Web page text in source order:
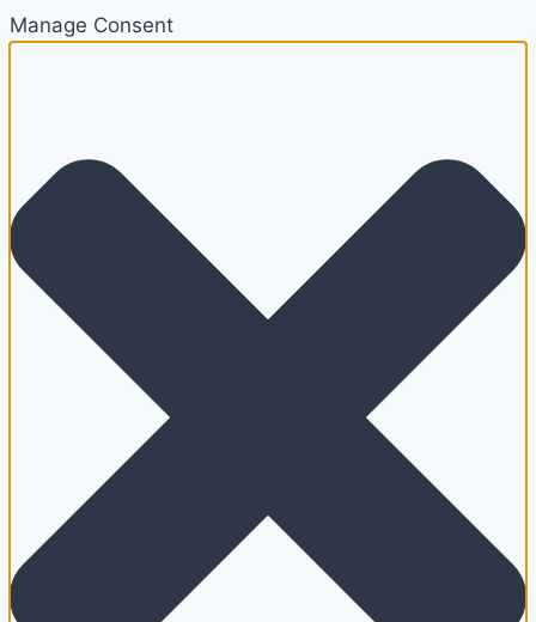
Manage Consent